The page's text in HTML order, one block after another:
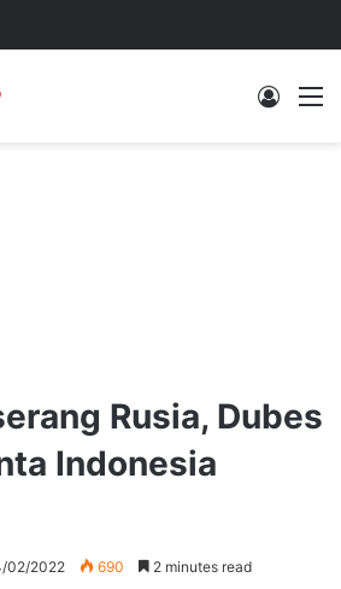
Log In
Rusia, Dubes
Indonesia
02/2022 690 2 minutes read